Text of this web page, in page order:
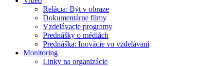
Relácia: Být v obraze
Dokumentárne filmy
Vzdelávacie programy
Prednášky o médiách
Prednáška: Inovácie vo vzdelávaní
Monitoring
Linky na organizácie